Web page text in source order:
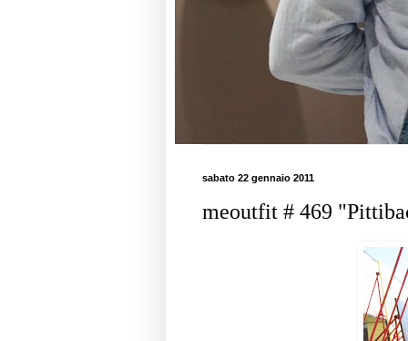
sabato 22 gennaio 2011
meoutfit # 469